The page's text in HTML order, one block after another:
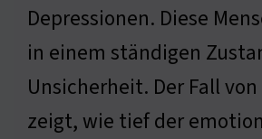
Depressionen. Diese
in einem ständigen
Unsicherheit. Der Fall
zeigt, wie tief der